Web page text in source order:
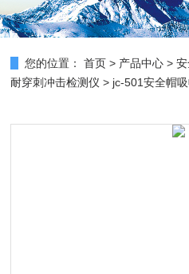
您的位置： 首页 > 产品中心 >
耐穿刺冲击检测仪 > jc-501安全帽